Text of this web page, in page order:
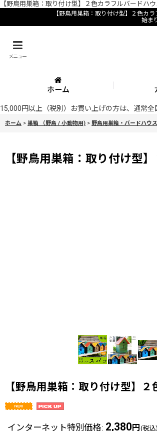
【野鳥用巣箱：取り付け型】２色カラフルバード
【野鳥用巣箱：取り付け型】２色カ
始ま
メニュー
ホーム
15,000円以上（税別）お買い上げの方は、通常
ホーム > 巣箱 （野鳥 / 小動物用) > 野鳥用巣箱・バードハウス
【野鳥用巣箱：取り付け型
【野鳥用巣箱：取り付け型】
インターネット特別価格: 2,380 円 (税込)